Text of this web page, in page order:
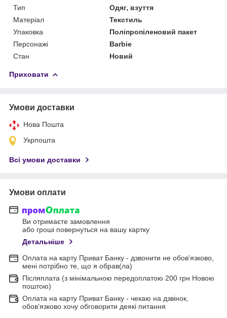
Тип
Одяг, взуття
Матеріал
Текстиль
Упаковка
Поліпропіленовий пакет
Персонажі
Barbie
Стан
Новий
Приховати
Умови доставки
Нова Пошта
Укрпошта
Всі умови доставки
Умови оплати
Ви отримаєте замовлення
або гроші повернуться на вашу картку
Детальніше
Оплата на карту Приват Банку - дзвонити не обов'язково,
мені потрібно те, що я обрав(ла)
Післяплата (з мінімальною передоплатою 200 грн Новою
поштою)
Оплата на карту Приват Банку - чекаю на дзвінок,
обов'язково хочу обговорити деякі питання